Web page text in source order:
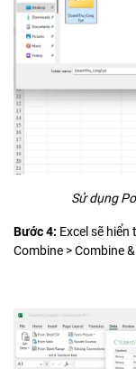
Sử dụng
Bước 4: Excel sẽ
Combine > Combine